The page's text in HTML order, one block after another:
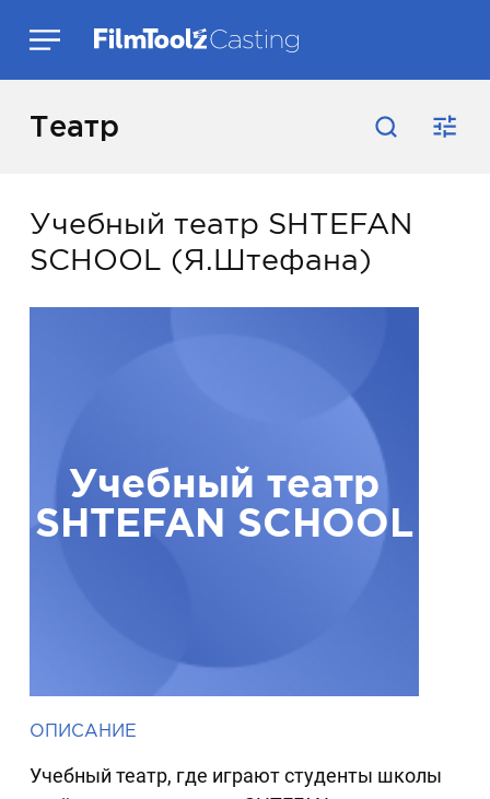
Театр
Учебный театр SHTEFAN
SCHOOL (Я.Штефана)
Учебный театр
SHTEFAN SCHOOL
ОПИСАНИЕ
Учебный театр, где играют студенты школы